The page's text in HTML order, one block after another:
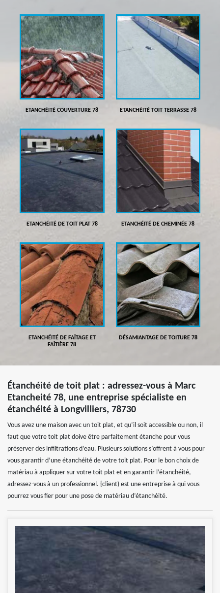
ETANCHÉITÉ COUVERTURE 78 ETANCHÉITÉ TOIT TERRASSE 78
ETANCHÉITÉ DE TOIT PLAT 78 ETANCHÉITÉ DE CHEMINÉE 78
ETANCHÉITÉ DE FAÎTAGE ET
FAÎTIÈRE 78
DÉSAMIANTAGE DE TOITURE 78
Étanchéité de toit plat : adressez-vous à Marc
Etancheité 78, une entreprise spécialiste en
étanchéité à Longvilliers, 78730
Vous avez une maison avec un toit plat, et qu’il soit accessible ou non, il
faut que votre toit plat doive être parfaitement étanche pour vous
préserver des infiltrations d’eau. Plusieurs solutions s’offrent à vous pour
vous garantir d’une étanchéité de votre toit plat. Pour le bon choix de
matériau à appliquer sur votre toit plat et en garantir l’étanchéité,
adressez-vous à un professionnel. {client) est une entreprise à qui vous
pourrez vous fier pour une pose de matériau d’étanchéité.